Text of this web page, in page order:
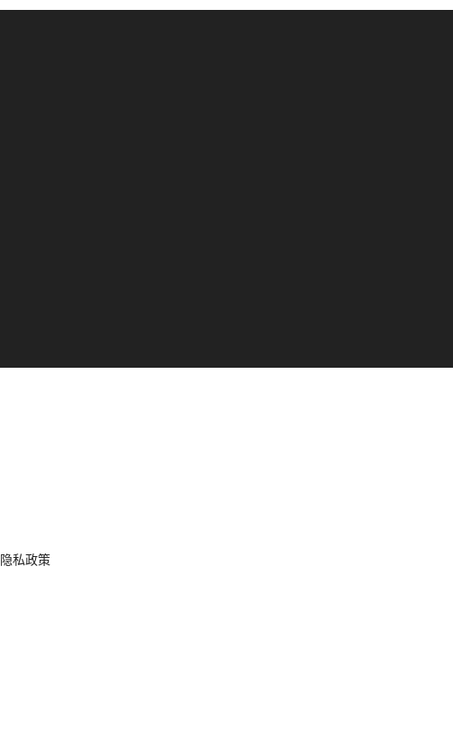
隐私政策